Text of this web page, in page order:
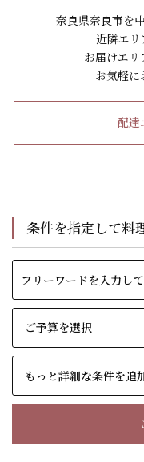
奈良県奈良市を
近隣エリ
お届けエリ
お気軽に
配達
条件を指定して料
もっと詳細な条件を追